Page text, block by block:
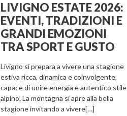
LIVIGNO ESTATE 2026:
EVENTI, TRADIZIONI E
GRANDI EMOZIONI
TRA SPORT E GUSTO
Livigno si prepara a vivere una stagione
estiva ricca, dinamica e coinvolgente,
capace di unire energia e autentico stile
alpino. La montagna si apre alla bella
stagione invitando a vivere[…]